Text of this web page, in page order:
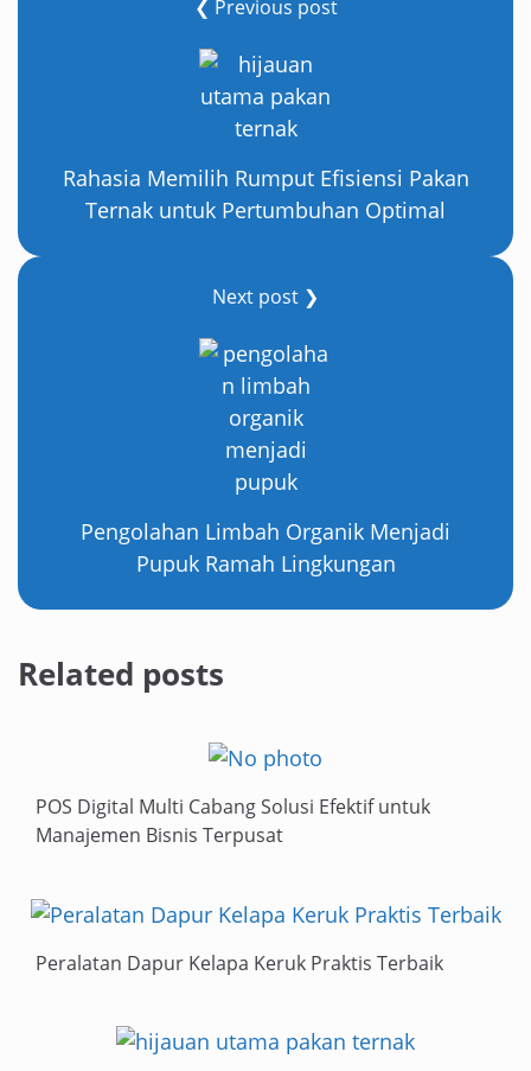
❮ Previous post
Rahasia Memilih Rumput Efisiensi Pakan
Ternak untuk Pertumbuhan Optimal
Next post ❯
Pengolahan Limbah Organik Menjadi
Pupuk Ramah Lingkungan
Related posts
POS Digital Multi Cabang Solusi Efektif untuk
Manajemen Bisnis Terpusat
Peralatan Dapur Kelapa Keruk Praktis Terbaik